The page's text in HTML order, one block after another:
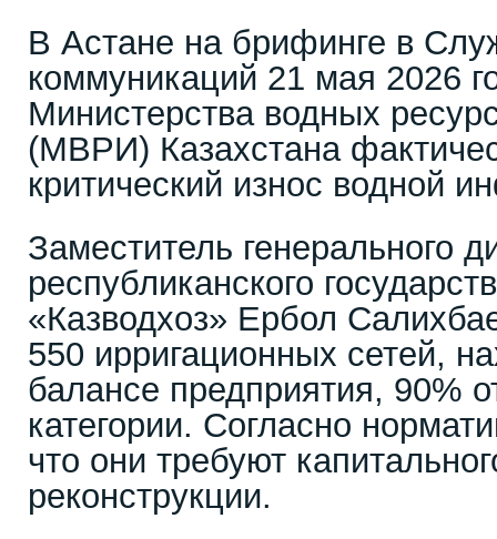
В Астане на брифинге в
коммуникаций 21 мая 2026
Министерства водных
(МВРИ) Казахстана
критический износ водной
Заместитель генерального
республиканского
«Казводхоз» Ербол
550 ирригационных сетей,
балансе предприятия, 90%
категории. Согласно
что они требуют
реконструкции.